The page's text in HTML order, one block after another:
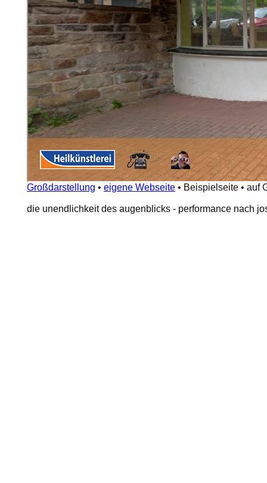
Großdarstellung • eigene Webseite • Beispielseite • auf
die unendlichkeit des augenblicks - performance nach